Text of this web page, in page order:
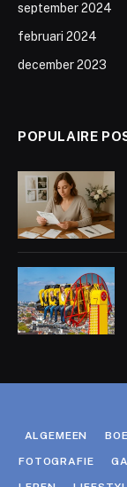
september 2024
februari 2024
december 2023
POPULAIRE
ALGEMEEN
FOTOGRAFIE